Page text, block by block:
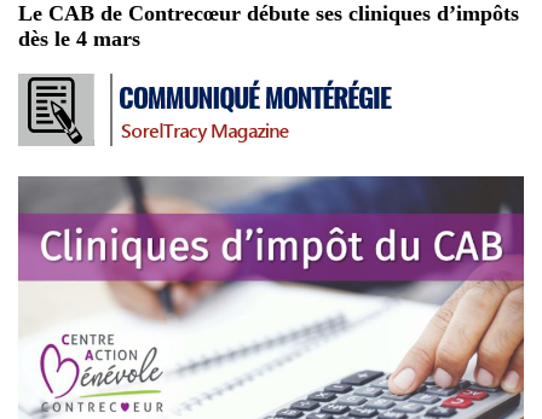
Le CAB de Contrecœur débute ses cliniques d’impôts
dès le 4 mars